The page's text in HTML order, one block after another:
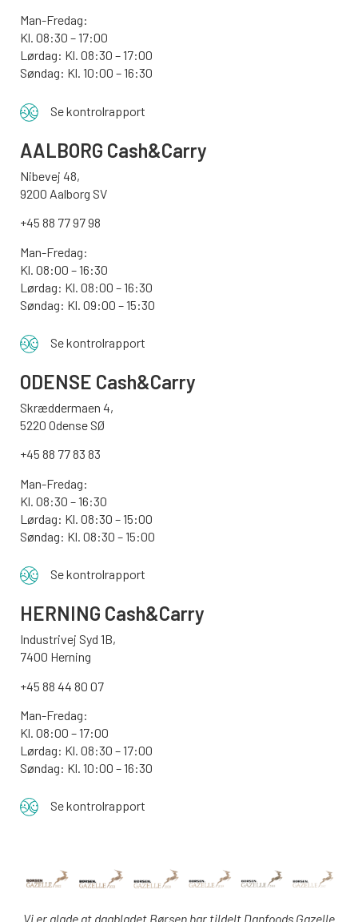
Man-Fredag:
Kl. 08:30 – 17:00
Lørdag: Kl. 08:30 – 17:00
Søndag: Kl. 10:00 – 16:30
Se kontrolrapport
AALBORG Cash&Carry
Nibevej 48,
9200 Aalborg SV
+45 88 77 97 98
Man-Fredag:
Kl. 08:00 – 16:30
Lørdag: Kl. 08:00 – 16:30
Søndag: Kl. 09:00 – 15:30
Se kontrolrapport
ODENSE Cash&Carry
Skræddermaen 4,
5220 Odense SØ
+45 88 77 83 83
Man-Fredag:
Kl. 08:30 – 16:30
Lørdag: Kl. 08:30 – 15:00
Søndag: Kl. 08:30 – 15:00
Se kontrolrapport
HERNING Cash&Carry
Industrivej Syd 1B,
7400 Herning
+45 88 44 80 07
Man-Fredag:
Kl. 08:00 – 17:00
Lørdag: Kl. 08:30 – 17:00
Søndag: Kl. 10:00 – 16:30
Se kontrolrapport
Vi er glade at dagbladet Børsen har tildelt Danfoods Gazelle